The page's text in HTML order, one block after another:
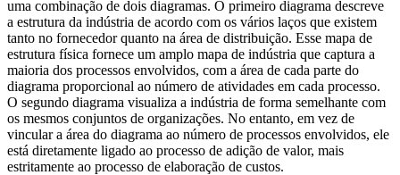
uma combinação de dois diagramas. O primeiro diagrama descreve
a estrutura da indústria de acordo com os vários laços que existem
tanto no fornecedor quanto na área de distribuição. Esse mapa de
estrutura física fornece um amplo mapa de indústria que captura a
maioria dos processos envolvidos, com a área de cada parte do
diagrama proporcional ao número de atividades em cada processo.
O segundo diagrama visualiza a indústria de forma semelhante com
os mesmos conjuntos de organizações. No entanto, em vez de
vincular a área do diagrama ao número de processos envolvidos, ele
está diretamente ligado ao processo de adição de valor, mais
estritamente ao processo de elaboração de custos.